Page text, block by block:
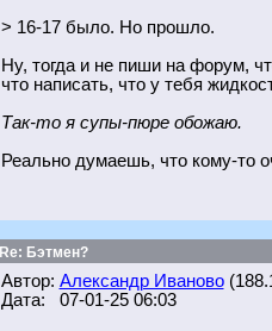
> 16-17 было. Но прошло.
Ну, тогда и не пиши на форум,
что написать, что у тебя
Так-то я супы-пюре обожаю.
Реально думаешь, что кому-то
Re: Бэтмен?
Автор: Александр Иваново
Дата: 07-01-25 06:03